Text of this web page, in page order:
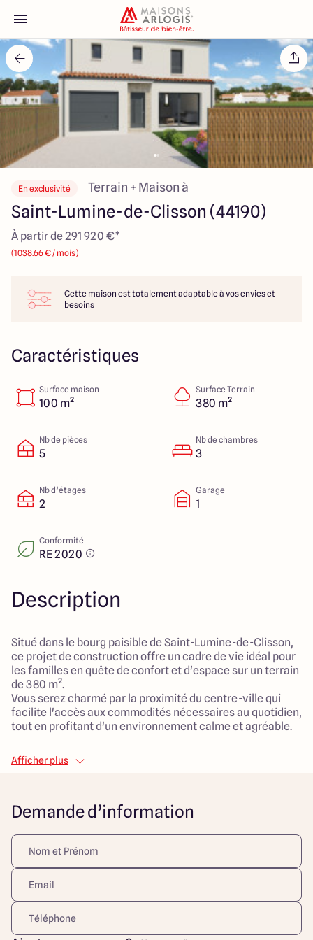
Accueil
Nos maisons
Nos annonces
Votre projet
Qui sommes-nous
Maisons ARLOGIS Nantes
4.7 4.7
En exclusivité Terrain + Maison à
Saint-Lumine-de-Clisson (44190)
À partir de 291 920 €*
(1038.66 € / mois)
Cette maison est totalement adaptable à vos envies et
besoins
Caractéristiques
Surface maison
100 m²
Surface Terrain
380 m²
Nb de pièces
5
Nb de chambres
3
Nb d’étages
2
Garage
1
Conformité
RE 2020
Description
Situé dans le bourg paisible de Saint-Lumine-de-Clisson,
ce projet de construction offre un cadre de vie idéal pour
les familles en quête de confort et d'espace sur un terrain
de 380 m².
Vous serez charmé par la proximité du centre-ville qui
facilite l'accès aux commodités nécessaires au quotidien,
tout en profitant d'un environnement calme et agréable.
La maison à construire, d’une surface habitable de 100
m², se compose de 5 pièces bien agencées, dont 3
rassembler toute la famille.
majeur pour votre quotidien.
Ce projet représente une opportunité unique de réaliser la
maison de vos rêves dans un cadre verdoyant, alliant
modernité et style traditionnel. N'attendez plus pour
imaginer votre futur chez-vous dans cet environnement
familial privilégié.
Afficher plus
Demande d’information